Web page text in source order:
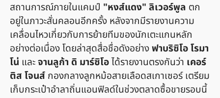
สถานการณ์ภายในแคมป์ "หงส์แดง" ลิเวอร์พูล ตก
อยู่ในภาวะสั่นคลอนอีกครั้ง หลังจากมีรายงานความ
เคลื่อนไหวเกี่ยวกับการย้ายทีมของนักเตะแกนหลัก
อย่างต่อเนื่อง โดยล่าสุดสื่อชื่อดังอย่างฟาบริซิโอ โรมา
โน่ และจานลูก้า ดิ มาร์ซิโอได้รายงานตรงกันว่า เคอร์
ติส โจนส์ กองกลางลูกหม้อสายเลือดสเกาเซอร์ เตรียม
เก็บกระเป๋าอำลาถิ่นแอนฟิลด์ในช่วงตลาดซื้อขายรอบนี้